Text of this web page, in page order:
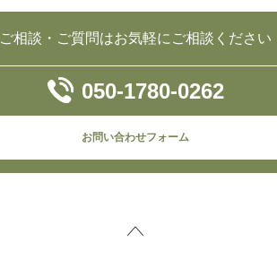
ご相談・ご質問はお気軽にご相談ください
050-1780-0262
お問い合わせフォーム